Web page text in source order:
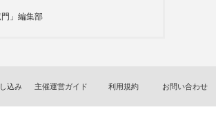
門」編集部
込み 主催運営ガイド 利用規約 お問い合わせ